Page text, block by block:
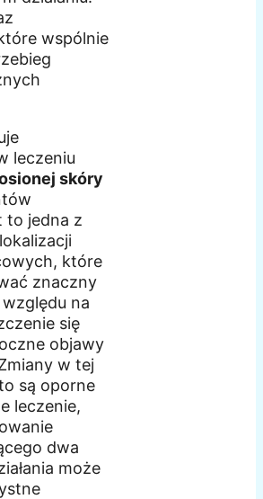
wspólnie
leczeniu
skóry
to jedna z
które
znaczny
na
się
objawy
w tej
są oporne
leczenie,
dwa
może